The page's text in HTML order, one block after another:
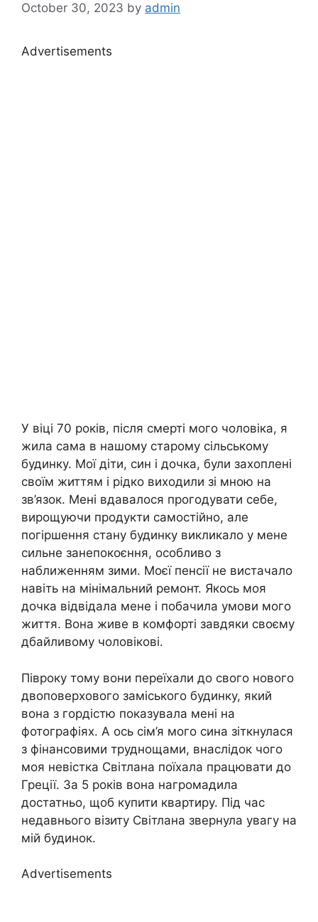
October 30, 2023 by admin
Advertisements
У віці 70 років, після смерті мого чоловіка, я
жила сама в нашому старому сільському
будинку. Мої діти, син і дочка, були захоплені
своїм життям і рідко виходили зі мною на
зв’язок. Мені вдавалося прогодувати себе,
вирощуючи продукти самостійно, але
погіршення стану будинку викликало у мене
сильне занепокоєння, особливо з
наближенням зими. Моєї пенсії не вистачало
навіть на мінімальний ремонт. Якось моя
дочка відвідала мене і побачила умови мого
життя. Вона живе в комфорті завдяки своєму
дбайливому чоловікові.
Півроку тому вони переїхали до свого нового
двоповерхового заміського будинку, який
вона з гордістю показувала мені на
фотографіях. А ось сім’я мого сина зіткнулася
з фінансовими труднощами, внаслідок чого
моя невістка Світлана поїхала працювати до
Греції. За 5 років вона нагромадила
достатньо, щоб купити квартиру. Під час
недавнього візиту Світлана звернула увагу на
мій будинок.
Advertisements